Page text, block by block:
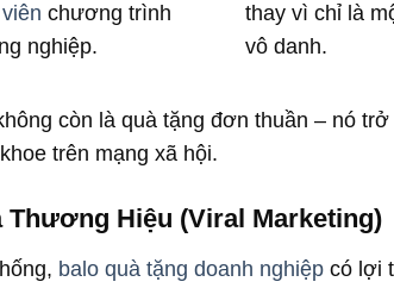
chương trình
nghiệp.
thay vì chỉ là
vô danh.
còn là quà tặng đơn thuần – nó trở
trên mạng xã hội.
Thương Hiệu (Viral Marketing)
balo quà tặng doanh nghiệpcó lợi